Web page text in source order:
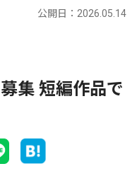
公開日：2026.05.14
集 短編作品で